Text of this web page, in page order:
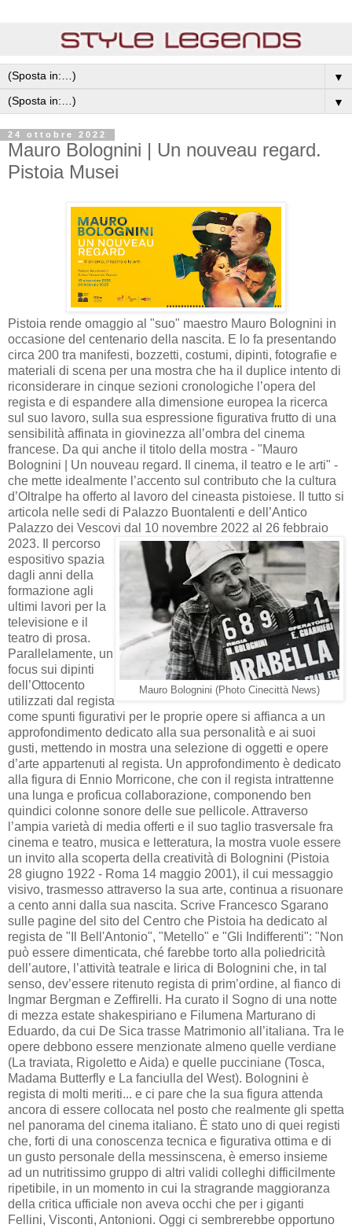
▼
▼
24 ottobre 2022
Mauro Bolognini | Un nouveau regard.
Pistoia Musei
Pistoia rende omaggio al "suo" maestro Mauro Bolognini in
occasione del centenario della nascita. E lo fa presentando
circa 200 tra manifesti, bozzetti, costumi, dipinti, fotografie e
materiali di scena per una mostra che ha il duplice intento di
riconsiderare in cinque sezioni cronologiche l’opera del
regista e di espandere alla dimensione europea la ricerca
sul suo lavoro, sulla sua espressione figurativa frutto di una
sensibilità affinata in giovinezza all’ombra del cinema
francese. Da qui anche il titolo della mostra - "Mauro
Bolognini | Un nouveau regard. Il cinema, il teatro e le arti" -
che mette idealmente l’accento sul contributo che la cultura
d’Oltralpe ha offerto al lavoro del cineasta pistoiese. Il tutto si
articola nelle sedi di Palazzo Buontalenti e dell’Antico
Palazzo dei Vescovi dal 10 novembre 2022 al 26 febbraio
2023.
Mauro Bolognini (Photo Cinecittà News)
Il percorso
espositivo spazia
dagli anni della
formazione agli
ultimi lavori per la
televisione e il
teatro di prosa.
Parallelamente, un
focus sui dipinti
dell’Ottocento
utilizzati dal regista
come spunti figurativi per le proprie opere si affianca a un
approfondimento dedicato alla sua personalità e ai suoi
gusti, mettendo in mostra una selezione di oggetti e opere
d’arte appartenuti al regista. Un approfondimento è dedicato
alla figura di Ennio Morricone, che con il regista intrattenne
una lunga e proficua collaborazione, componendo ben
quindici colonne sonore delle sue pellicole. Attraverso
l’ampia varietà di media offerti e il suo taglio trasversale fra
cinema e teatro, musica e letteratura, la mostra vuole essere
un invito alla scoperta della creatività di Bolognini (Pistoia
28 giugno 1922 - Roma 14 maggio 2001), il cui messaggio
visivo, trasmesso attraverso la sua arte, continua a risuonare
a cento anni dalla sua nascita. Scrive Francesco Sgarano
sulle pagine del sito del Centro che Pistoia ha dedicato al
regista de "Il Bell'Antonio", "Metello" e "Gli Indifferenti": "Non
può essere dimenticata, ché farebbe torto alla poliedricità
dell’autore, l’attività teatrale e lirica di Bolognini che, in tal
senso, dev’essere ritenuto regista di prim’ordine, al fianco di
Ingmar Bergman e Zeffirelli. Ha curato il Sogno di una notte
di mezza estate shakespiriano e Filumena Marturano di
Eduardo, da cui De Sica trasse Matrimonio all’italiana. Tra le
opere debbono essere menzionate almeno quelle verdiane
(La traviata, Rigoletto e Aida) e quelle pucciniane (Tosca,
Madama Butterfly e La fanciulla del West). Bolognini è
regista di molti meriti... e ci pare che la sua figura attenda
ancora di essere collocata nel posto che realmente gli spetta
nel panorama del cinema italiano. È stato uno di quei registi
che, forti di una conoscenza tecnica e figurativa ottima e di
un gusto personale della messinscena, è emerso insieme
ad un nutritissimo gruppo di altri validi colleghi difficilmente
ripetibile, in un momento in cui la stragrande maggioranza
della critica ufficiale non aveva occhi che per i giganti
Fellini, Visconti, Antonioni. Oggi ci sembrerebbe opportuno